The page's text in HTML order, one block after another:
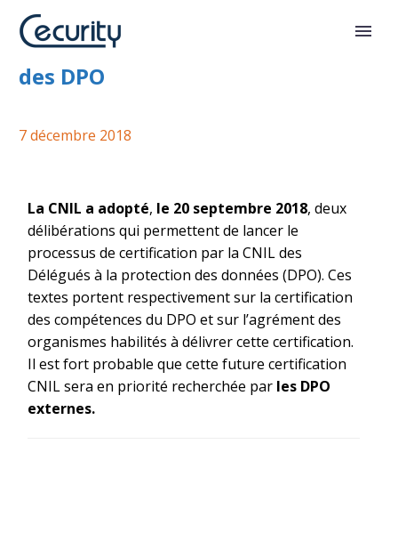
Référentiels CNIL de certification
des DPO
7 décembre 2018
La CNIL a adopté, le 20 septembre 2018, deux
délibérations qui permettent de lancer le
processus de certification par la CNIL des
Délégués à la protection des données (DPO). Ces
textes portent respectivement sur la certification
des compétences du DPO et sur l’agrément des
organismes habilités à délivrer cette certification.
Il est fort probable que cette future certification
CNIL sera en priorité recherchée par les DPO
externes.